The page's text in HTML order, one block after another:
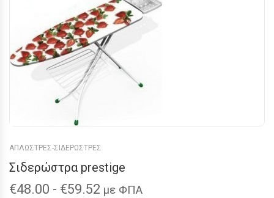
ΑΠΛΩΣΤΡΕΣ-ΣΙΔΕΡΩΣΤΡΕΣ
Σιδερώστρα prestige
€48.00 - €59.52 με ΦΠΑ